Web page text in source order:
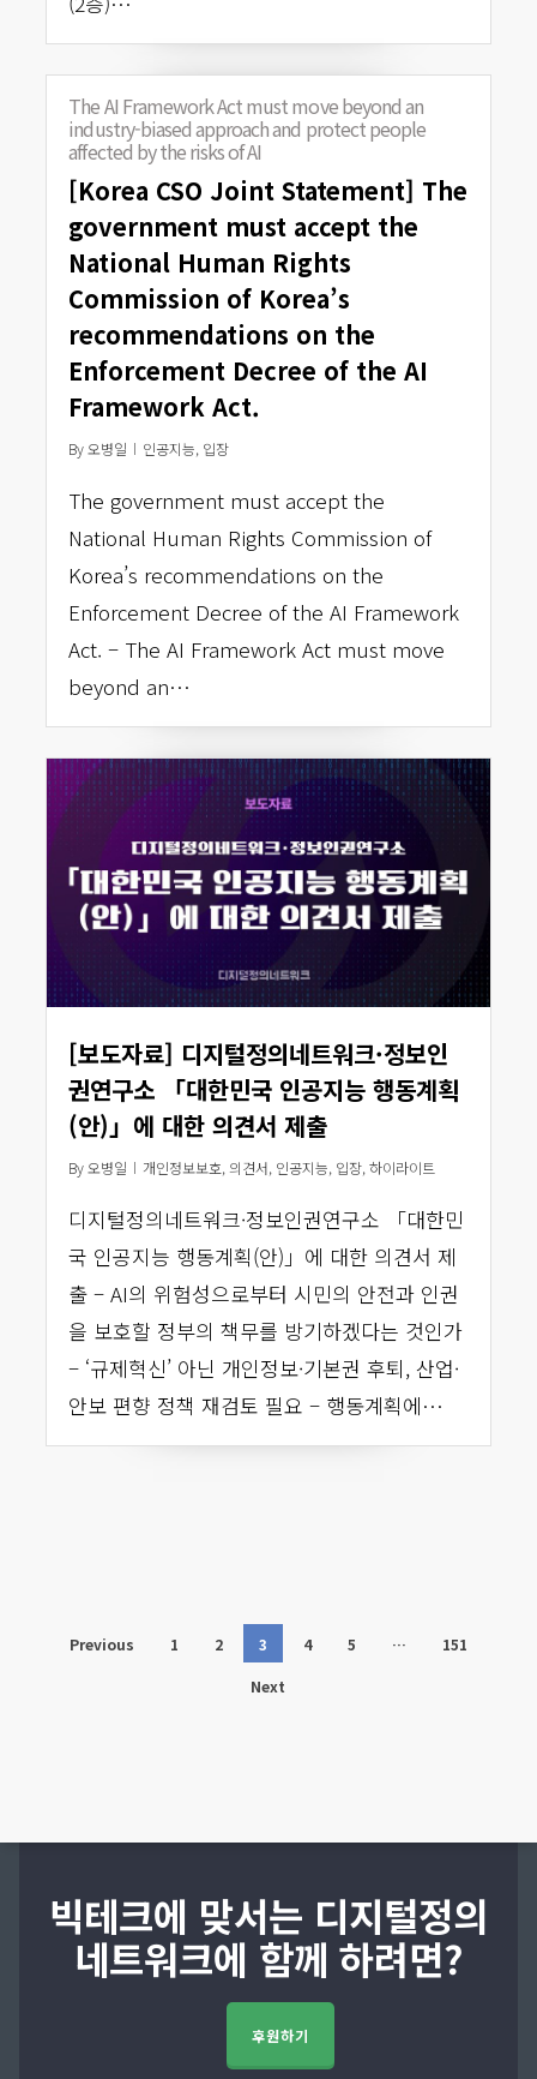
The AI Framework Act must move beyond an
industry-biased approach and protect people
affected by the risks of AI
[Korea CSO Joint Statement] The
government must accept the
National Human Rights
Commission of Korea’s
recommendations on the
Enforcement Decree of the AI
Framework Act.
By 오병일 인공지능, 입장
The government must accept the
National Human Rights Commission of
Korea’s recommendations on the
Enforcement Decree of the AI Framework
Act. – The AI Framework Act must move
beyond an…
[보도자료] 디지털정의네트워크·정보인
권연구소 「대한민국 인공지능 행동계획
(안)」에 대한 의견서 제출
By 오병일 개인정보보호,의견서, 인공지능, 입장,하이라이트
디지털정의네트워크·정보인권연구소 「대한민
국 인공지능 행동계획(안)」에 대한 의견서 제
출 – AI의 위험성으로부터 시민의 안전과 인권
을 보호할 정부의 책무를 방기하겠다는 것인가
– ‘규제혁신’ 아닌 개인정보·기본권 후퇴, 산업·
안보 편향 정책 재검토 필요 – 행동계획에…
Previous 1 2 3 4 5 … 151
Next
빅테크에 맞서는 디지털정의
네트워크에 함께 하려면?
후원하기